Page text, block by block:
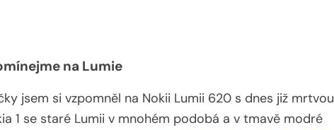
na Lumie
jsem si vzpomněl na Nokii Lumii 620 s dnes již mrtvou
1 se staré Lumii v mnohém podobá a v tmavě modré